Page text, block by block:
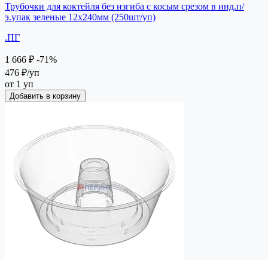
Трубочки для коктейля без изгиба с косым срезом в инд.п/
э.упак зеленые 12х240мм (250шт/уп)
.ПГ
1 666 ₽ -71%
476 ₽/уп
от 1 уп
Добавить в корзину